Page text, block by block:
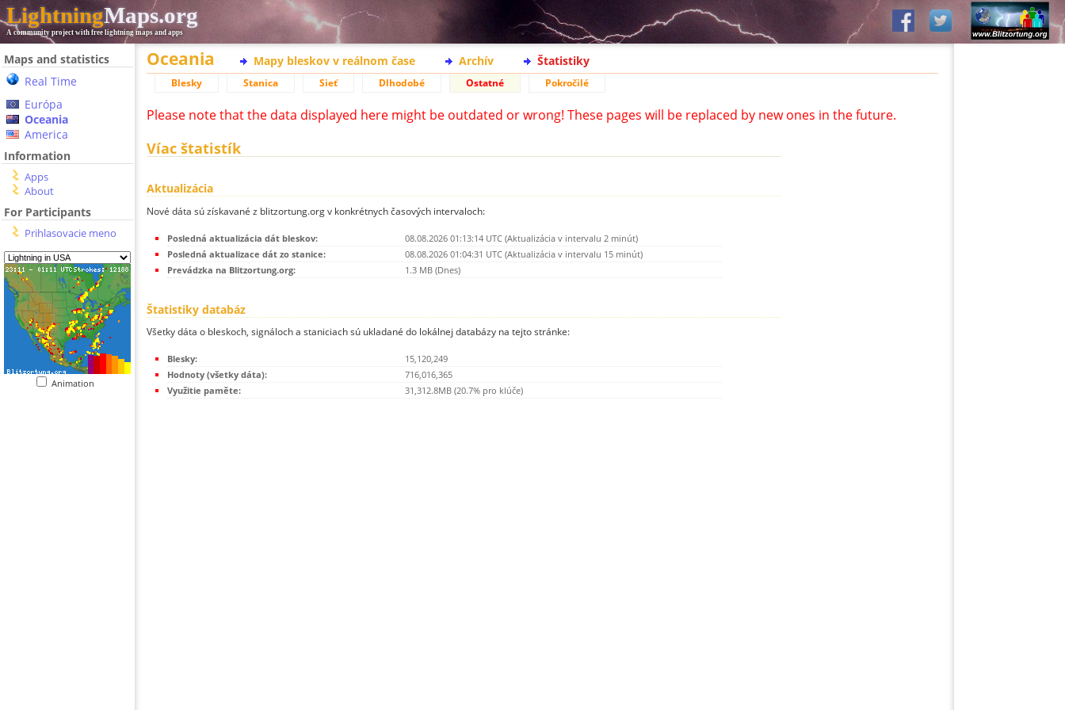
LightningMaps.org
A community project with free lightning maps and apps
Maps and statistics
Real Time
Európa
Oceania
America
Information
Apps
About
For Participants
Prihlasovacie meno
Animation
Oceania Mapy bleskov v reálnom čase Archív Štatistiky
Blesky Stanica Sieť Dlhodobé Ostatné Pokročilé
Please note that the data displayed here might be outdated or wrong! These pages will be replaced by new ones in the future.
Víac štatistík
Aktualizácia
Nové dáta sú získavané z blitzortung.org v konkrétnych časových intervaloch:
Posledná aktualizácia dát bleskov:
08.08.2026 01:13:14 UTC (Aktualizácia v intervalu 2 minút)
Posledná aktualizace dát zo stanice:
08.08.2026 01:04:31 UTC (Aktualizácia v intervalu 15 minút)
Prevádzka na Blitzortung.org:
1.3 MB (Dnes)
Štatistiky databáz
Všetky dáta o bleskoch, signáloch a staniciach sú ukladané do lokálnej databázy na tejto stránke:
Blesky:
15,120,249
Hodnoty (všetky dáta):
716,016,365
Využitie paměte:
31,312.8MB (20.7% pro klúče)